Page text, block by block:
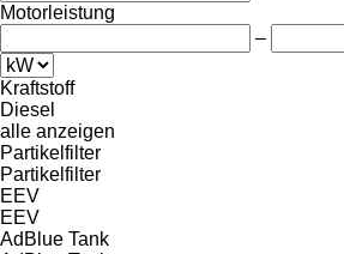
Motorleistung
–
Kraftstoff
Diesel
alle anzeigen
Partikelfilter
Partikelfilter
EEV
EEV
AdBlue Tank